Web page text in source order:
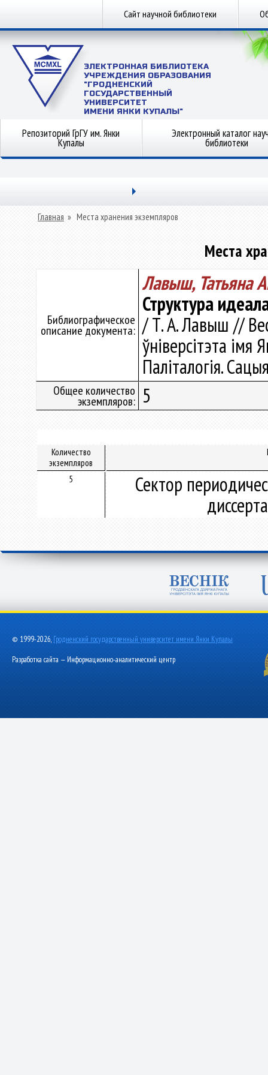
Сайт научной библиотеки
ЭЛЕКТРОННАЯ БИБЛИОТЕКА
УЧРЕЖДЕНИЯ ОБРАЗОВАНИЯ
"ГРОДНЕНСКИЙ
ГОСУДАРСТВЕННЫЙ
УНИВЕРСИТЕТ
ИМЕНИ ЯНКИ КУПАЛЫ"
Репозиторий ГрГУ им. Янки
Купалы
Электронный каталог
библиотеки
Главная » Места хранения экземпляров
Места
Библиографическое
описание документа:
Лавыш, Татьяна
Структура
/ Т. А. Лавыш //
ўніверсітэта імя
Паліталогія.
Общее количество
экземпляров: 5
Количество
экземпляров
5
Сектор
© 1999-2026, Гродненский государственный университет имени Янки Купалы
Разработка сайта — Информационно-аналитический центр